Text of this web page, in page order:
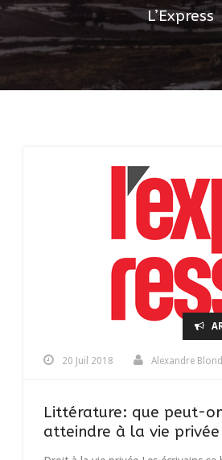
L’Express
20 Juil 2018 Alexandre
Littérature: que peut-
atteindre à la vie privée